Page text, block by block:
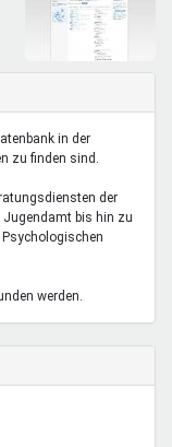
in der
zu finden sind.
der
Jugendamt bis hin zu
werden.